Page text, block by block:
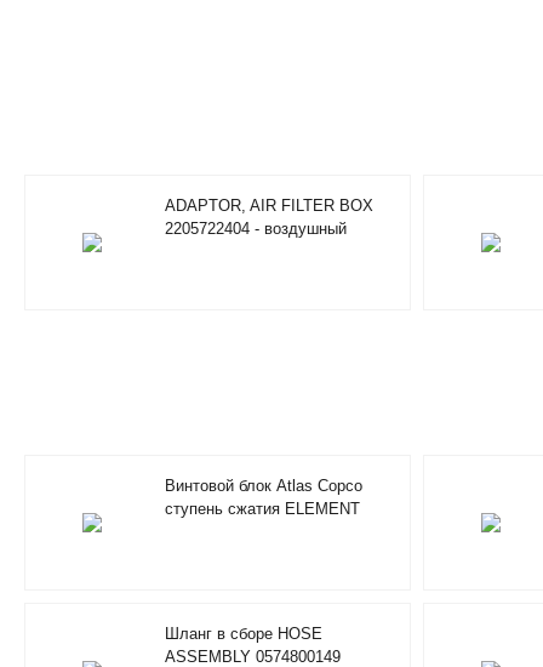
ADAPTOR, AIR FILTER BOX
2205722404 - воздушный
Винтовой блок Atlas Copco
ступень сжатия ELEMENT
Шланг в сборе HOSE
ASSEMBLY 0574800149